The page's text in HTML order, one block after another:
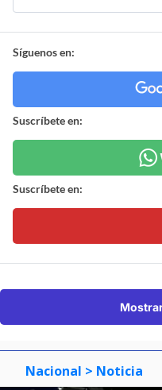
Síguenos en:
Suscríbete en:
Suscríbete en:
Nacional > Noticia